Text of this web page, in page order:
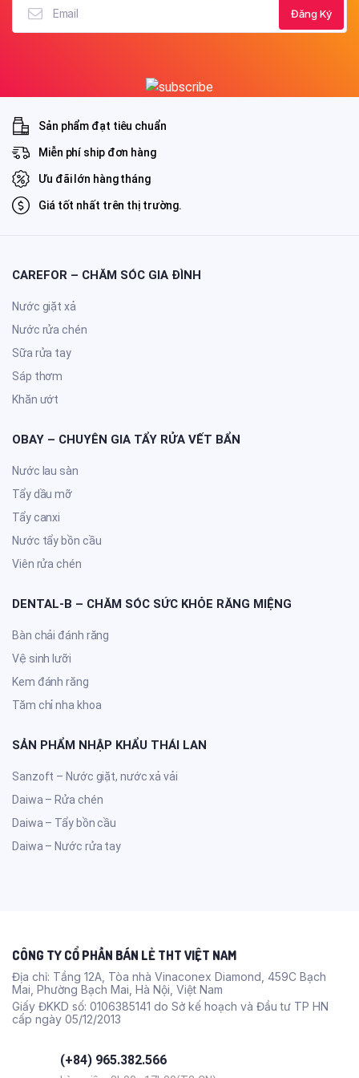
Sản phẩm đạt tiêu chuẩn
Miễn phí ship đơn hàng
Ưu đãi lớn hàng tháng
Giá tốt nhất trên thị trường.
CAREFOR – CHĂM SÓC GIA ĐÌNH
Nước giặt xả
Nước rửa chén
Sữa rửa tay
Sáp thơm
Khăn ướt
OBAY – CHUYÊN GIA TẨY RỬA VẾT BẨN
Nước lau sàn
Tẩy dầu mỡ
Tẩy canxi
Nước tẩy bồn cầu
Viên rửa chén
DENTAL-B – CHĂM SÓC SỨC KHỎE RĂNG MIỆNG
Bàn chải đánh răng
Vệ sinh lưỡi
Kem đánh răng
Tăm chỉ nha khoa
SẢN PHẨM NHẬP KHẨU THÁI LAN
Sanzoft – Nước giặt, nước xả vải
Daiwa – Rửa chén
Daiwa – Tẩy bồn cầu
Daiwa – Nước rửa tay
CÔNG TY CỔ PHẦN BÁN LẺ THT VIỆT NAM
Địa chỉ: Tầng 12A, Tòa nhà Vinaconex Diamond, 459C Bạch
Mai, Phường Bạch Mai, Hà Nội, Việt Nam
Giấy ĐKKD số: 0106385141 do Sở kế hoạch và Đầu tư TP HN
cấp ngày 05/12/2013
(+84) 965.382.566